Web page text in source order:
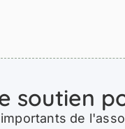
soutien
de